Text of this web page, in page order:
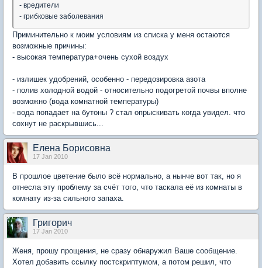
- вредители
- грибковые заболевания
Приминительно к моим условиям из списка у меня остаются
возможные причины:
- высокая температура+очень сухой воздух
- излишек удобрений, особенно - передозировка азота
- полив холодной водой - относительно подогретой почвы вполне
возможно (вода комнатной температуры)
- вода попадает на бутоны ? стал опрыскивать когда увидел. что
сохнут не раскрывшись...
Елена Борисовна
17 Jan 2010
В прошлое цветение было всё нормально, а нынче вот так, но я
отнесла эту проблему за счёт того, что таскала её из комнаты в
комнату из-за сильного запаха.
Григорич
17 Jan 2010
Женя, прошу прощения, не сразу обнаружил Ваше сообщение.
Хотел добавить ссылку постскриптумом, а потом решил, что